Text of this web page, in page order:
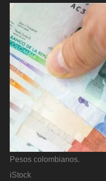
Pesos colombianos.
iStock